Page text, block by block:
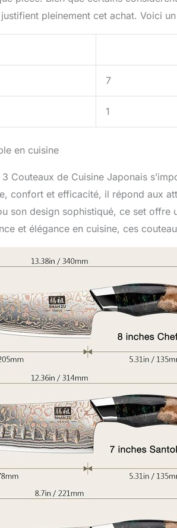
pleinement cet achat. Voici
7
1
en cuisine
Couteaux de Cuisine Japonais
confort et efficacité, il répond aux
son design sophistiqué, ce set offre
et élégance en cuisine, ces